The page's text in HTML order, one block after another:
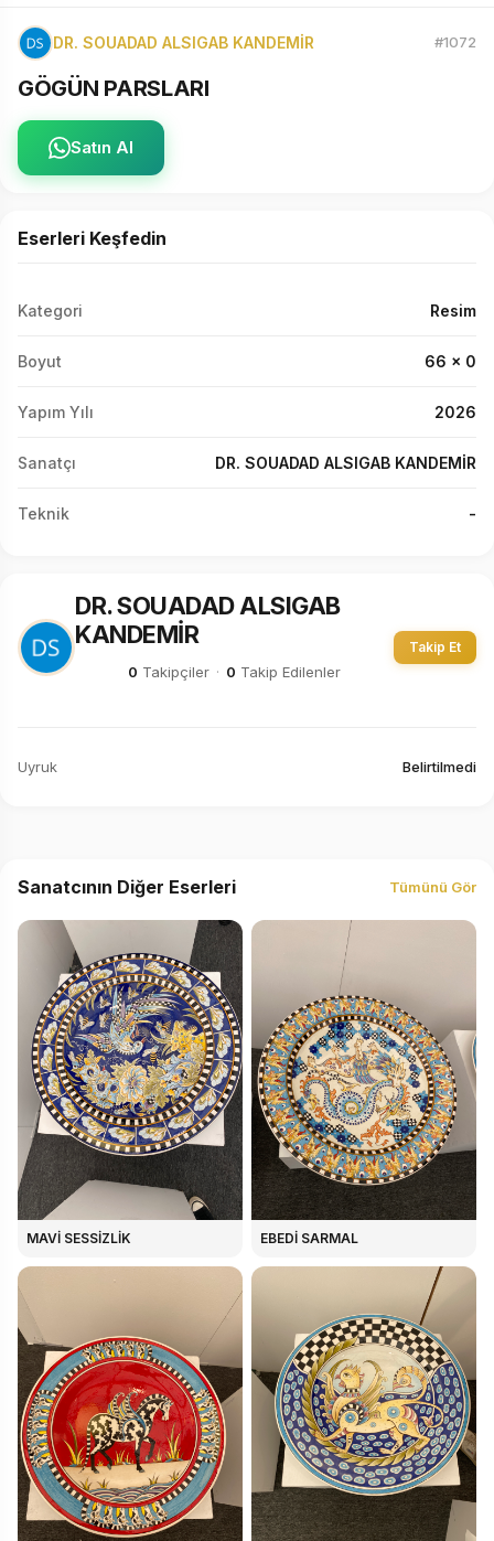
DR. SOUADAD ALSIGAB KANDEMİR #1072
GÖGÜN PARSLARI
Satın Al
Eserleri Keşfedin
Kategori Resim
Boyut 66 x 0
Yapım Yılı 2026
Sanatçı DR. SOUADAD ALSIGAB KANDEMİR
Teknik -
DR. SOUADAD ALSIGAB
KANDEMİR
0 Takipçiler · 0 Takip Edilenler
Takip Et
Uyruk Belirtilmedi
Sanatcının Diğer Eserleri Tümünü Gör
MAVİ SESSİZLİK EBEDİ SARMAL